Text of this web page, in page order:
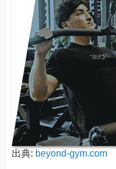
出典: beyond-gym.com